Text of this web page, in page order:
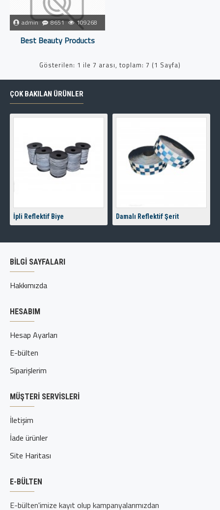
admin 8651 109268
Best Beauty Products
Gösterilen: 1 ile 7 arası, toplam: 7 (1 Sayfa)
ÇOK BAKILAN ÜRÜNLER
İpli Reflektif Biye Damalı Reflektif Şerit
BİLGİ SAYFALARI
Hakkımızda
HESABIM
Hesap Ayarları
E-bülten
Siparişlerim
MÜŞTERI SERVISLERI
İletişim
İade ürünler
Site Haritası
E-BÜLTEN
E-bülten'imize kayıt olup kampanyalarımızdan